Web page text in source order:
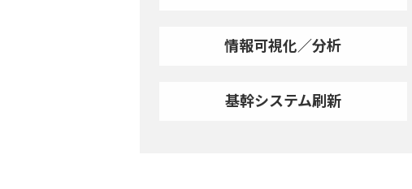
情報可視化／分析
基幹システム刷新